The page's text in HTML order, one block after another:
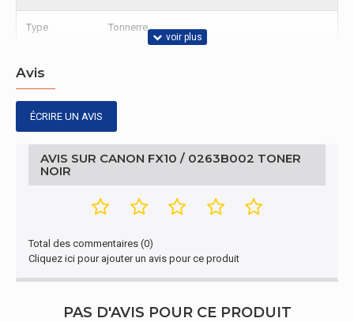
Type Tonnerre
Avis
ÉCRIRE UN AVIS
AVIS SUR CANON FX10 / 0263B002 TONER
NOIR
Total des commentaires (0)
Cliquez ici pour ajouter un avis pour ce produit
PAS D'AVIS POUR CE PRODUIT